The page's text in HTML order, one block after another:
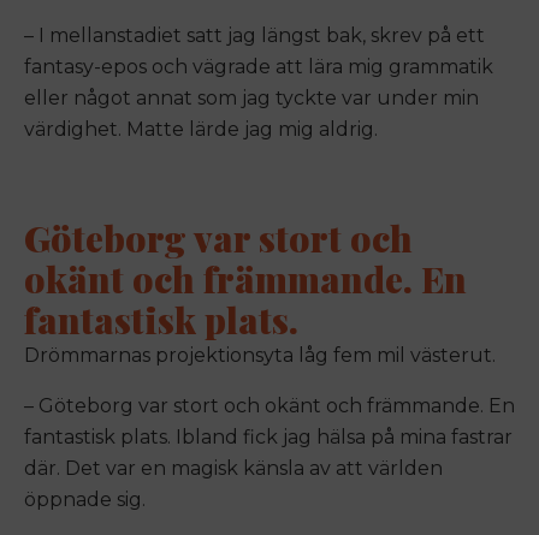
– I mellanstadiet satt jag längst bak, skrev på ett
fantasy-epos och vägrade att lära mig grammatik
eller något annat som jag tyckte var under min
värdighet. Matte lärde jag mig aldrig.
Göteborg var stort och
okänt och främmande. En
fantastisk plats.
Drömmarnas projektionsyta låg fem mil västerut.
– Göteborg var stort och okänt och främmande. En
fantastisk plats. Ibland fick jag hälsa på mina fastrar
där. Det var en magisk känsla av att världen
öppnade sig.